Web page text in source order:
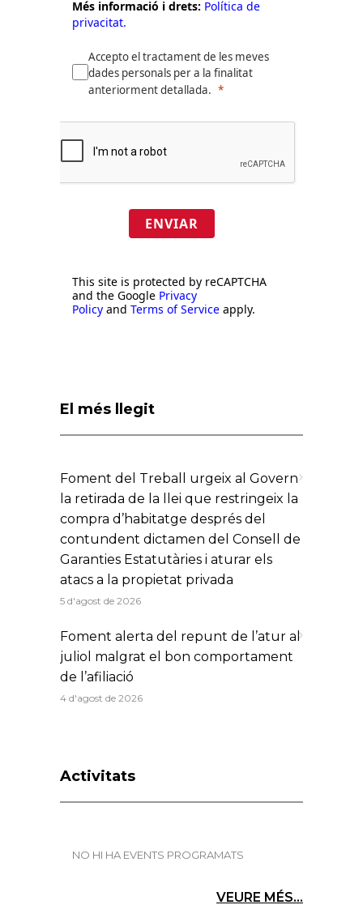
Més informació i drets: Política de
privacitat.
Accepto el tractament de les meves
dades personals per a la finalitat
anteriorment detallada.
ENVIAR
This site is protected by reCAPTCHA
and the Google Privacy
Policy and Terms of Service apply.
El més llegit
Foment del Treball urgeix al Govern
la retirada de la llei que restringeix la
compra d’habitatge després del
contundent dictamen del Consell de
Garanties Estatutàries i aturar els
atacs a la propietat privada
5 d'agost de 2026
Foment alerta del repunt de l’atur al
juliol malgrat el bon comportament
de l’afiliació
4 d'agost de 2026
Activitats
NO HI HA EVENTS PROGRAMATS
VEURE MÉS...